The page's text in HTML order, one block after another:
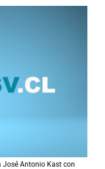
José Antonio Kast con